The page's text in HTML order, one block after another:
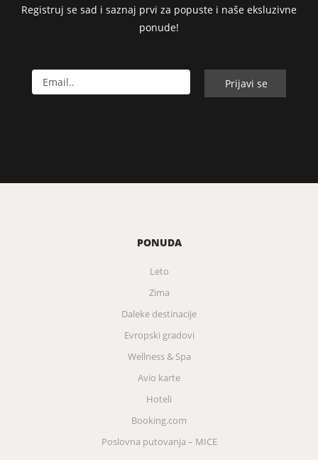
Registruj se sad i saznaj prvi za popuste i naše eksluzivne
ponude!
PONUDA
Leto
Zima
Daleke destinacije
Evropski gradovi
Wellness & Spa
Avio karte
Hoteli
Booking.com
Poslovna putovanja – MICE